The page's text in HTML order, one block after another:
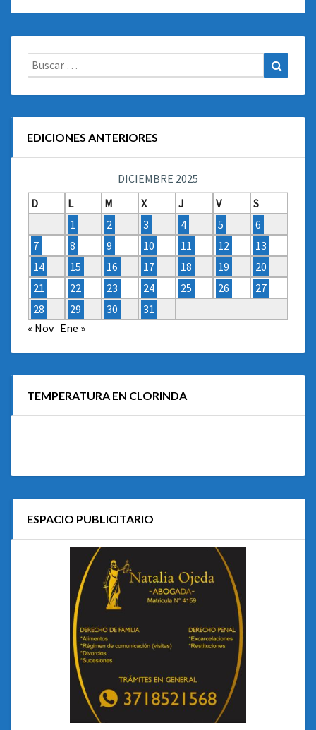
Buscar:
EDICIONES ANTERIORES
DICIEMBRE 2025
D
L M X J V
S
1
2 3 4 5
6
7
8 9 10 11 12
13
14
15 16 17 18 19
20
21
22 23 24 25 26
27
28
29 30
31
« Nov Ene »
TEMPERATURA EN CLORINDA
ESPACIO PUBLICITARIO